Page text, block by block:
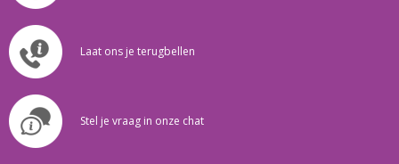
Laat ons je terugbellen
Stel je vraag in onze chat